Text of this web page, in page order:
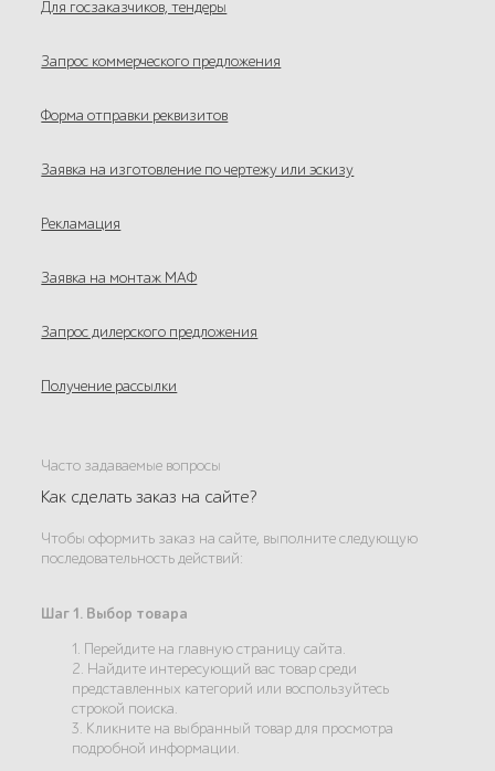
Для госзаказчиков, тендеры
Запрос коммерческого предложения
Форма отправки реквизитов
Заявка на изготовление по чертежу или эскизу
Рекламация
Заявка на монтаж МАФ
Запрос дилерского предложения
Получение рассылки
Часто задаваемые вопросы
Как сделать заказ на сайте?
Чтобы оформить заказ на сайте, выполните следующую
последовательность действий:
Шаг 1. Выбор товара
1. Перейдите на главную страницу сайта.
2. Найдите интересующий вас товар среди
представленных категорий или воспользуйтесь
строкой поиска.
3. Кликните на выбранный товар для просмотра
подробной информации.